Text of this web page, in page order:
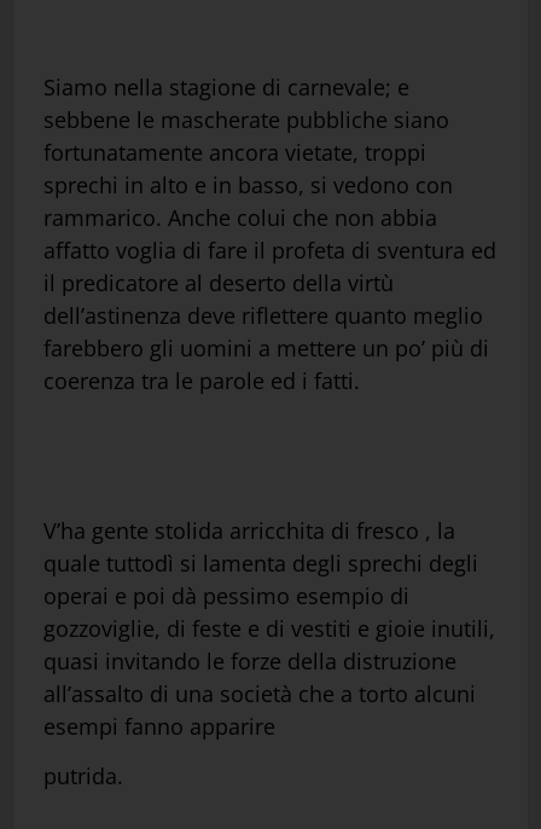
Siamo nella stagione di carnevale; e
sebbene le mascherate pubbliche siano
fortunatamente ancora vietate, troppi
sprechi in alto e in basso, si vedono con
rammarico. Anche colui che non abbia
affatto voglia di fare il profeta di sventura ed
il predicatore al deserto della virtù
dell’astinenza deve riflettere quanto meglio
farebbero gli uomini a mettere un po’ più di
coerenza tra le parole ed i fatti.
V’ha gente stolida arricchita di fresco , la
quale tuttodì si lamenta degli sprechi degli
operai e poi dà pessimo esempio di
gozzoviglie, di feste e di vestiti e gioie inutili,
quasi invitando le forze della distruzione
all’assalto di una società che a torto alcuni
esempi fanno apparire
putrida.